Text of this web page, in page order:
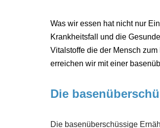
Was wir essen hat nicht nur
Krankheitsfall und die
Vitalstoffe die der Mensch
erreichen wir mit einer
Die
Die basenüberschüssige